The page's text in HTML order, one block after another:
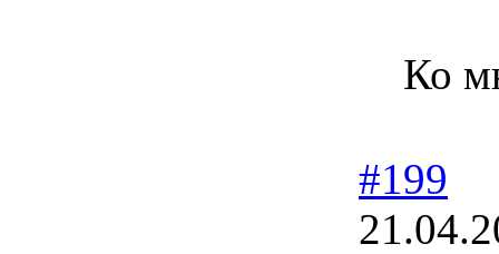
Ко
#199